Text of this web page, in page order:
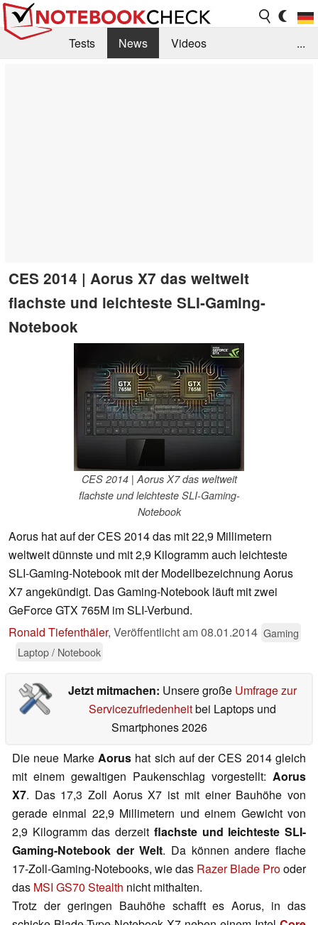
Tests News
Videos
...
CES 2014 | Aorus X7 das weltweit
flachste und leichteste SLI-Gaming-
Notebook
CES 2014 | Aorus X7 das weltweit
flachste und leichteste SLI-Gaming-
Notebook
Aorus hat auf der CES 2014 das mit 22,9 Millimetern
weltweit dünnste und mit 2,9 Kilogramm auch leichteste
SLI-Gaming-Notebook mit der Modellbezeichnung Aorus
X7 angekündigt. Das Gaming-Notebook läuft mit zwei
GeForce GTX 765M im SLI-Verbund.
Ronald Tiefenthäler, Veröffentlicht am08.01.2014 Gaming
Laptop / Notebook
Jetzt mitmachen: Unsere große Umfrage zur
Servicezufriedenheitbei Laptops und
Smartphones 2026
Die neue Marke Aorushat sich auf der CES 2014 gleich
mit einem gewaltigen Paukenschlag vorgestellt: Aorus
X7. Das 17,3 Zoll Aorus X7 ist mit einer Bauhöhe von
gerade einmal 22,9 Millimetern und einem Gewicht von
2,9 Kilogramm das derzeit flachste und leichteste SLI-
Gaming-Notebook der Welt. Da können andere flache
17-Zoll-Gaming-Notebooks, wie das Razer Blade Prooder
das MSI GS70 Stealth nicht mithalten.
Trotz der geringen Bauhöhe schafft es Aorus, in das